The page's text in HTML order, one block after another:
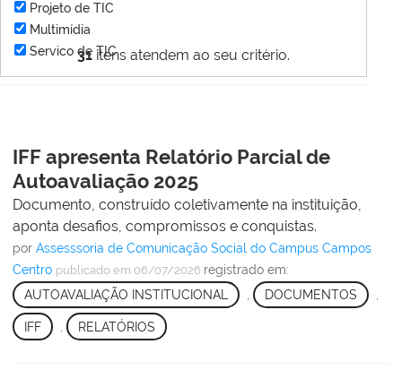
31 itens atendem ao seu critério.
Projeto de TIC
Multimídia
Servico de TIC
IFF apresenta Relatório Parcial de
Autoavaliação 2025
Documento, construído coletivamente na instituição,
aponta desafios, compromissos e conquistas.
por Assesssoria de Comunicação Social do Campus Campos
Centro publicado em 06/07/2026 registrado em:
AUTOAVALIAÇÃO INSTITUCIONAL
DOCUMENTOS
IFF RELATÓRIOS